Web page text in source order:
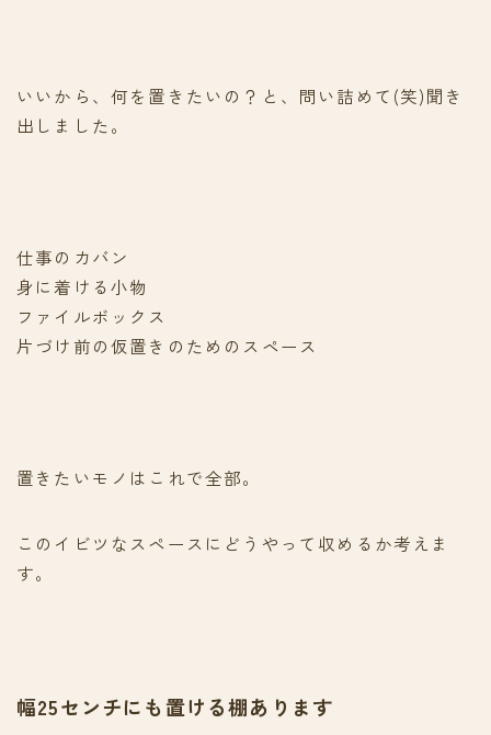
いいから、何を置きたいの？と、問い詰めて(笑)聞き
出しました。
仕事のカバン
身に着ける小物
ファイルボックス
片づけ前の仮置きのためのスペース
置きたいモノはこれで全部。
このイビツなスペースにどうやって収めるか考えま
す。
幅25センチにも置ける棚あります